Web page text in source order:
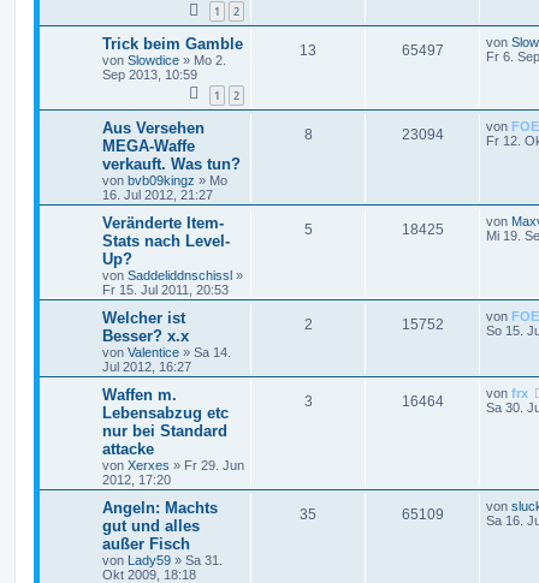
1 2
Trick beim Gamble
von Slowdice » Mo 2.
Sep 2013, 10:59
1 2
13 65497 von
Fr 6.
Aus Versehen
MEGA-Waffe
verkauft. Was tun?
von bvb09kingz » Mo
16. Jul 2012, 21:27
8 23094 von FOE
Fr 12.
Veränderte Item-
Stats nach Level-
Up?
von Saddeliddnschissl »
Fr 15. Jul 2011, 20:53
5 18425 von
Mi 19.
Welcher ist
Besser? x.x
von Valentice » Sa 14.
Jul 2012, 16:27
2 15752 von FOE
So 15.
Waffen m.
Lebensabzug etc
nur bei Standard
attacke
von Xerxes » Fr 29. Jun
2012, 17:20
3 16464 von frx
Sa 30.
Angeln: Machts
gut und alles
außer Fisch
von Lady59 » Sa 31.
Okt 2009, 18:18
35 65109 von
Sa 16.